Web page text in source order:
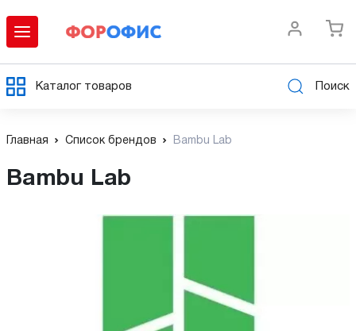
Каталог товаров Поиск
Главная Список брендов Bambu Lab
Bambu Lab